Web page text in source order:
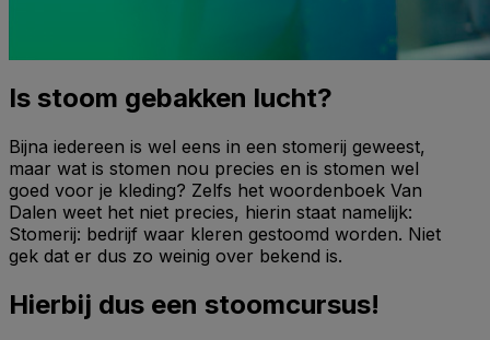
Is stoom gebakken lucht?
Bijna iedereen is wel eens in een stomerij geweest,
maar wat is stomen nou precies en is stomen wel
goed voor je kleding? Zelfs het woordenboek Van
Dalen weet het niet precies, hierin staat namelijk:
Stomerij: bedrijf waar kleren gestoomd worden. Niet
gek dat er dus zo weinig over bekend is.
Hierbij dus een stoomcursus!